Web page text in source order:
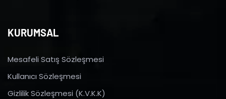
KURUMSAL
Mesafeli Satış Sözleşmesi
Kullanıcı Sözleşmesi
Gizlilik Sözleşmesi (K.V.K.K)